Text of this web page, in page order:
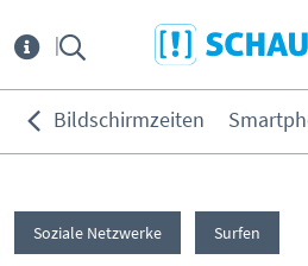
Bildschirmzeiten
Soziale Netzwerke Surfen
Über
Service
KONTAKT
ELTERNANGEBOTE
THEMEN:
Bildschirmzeiten
Smartphone & Tablet